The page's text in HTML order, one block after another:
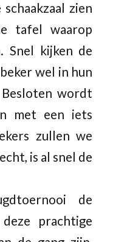
zien
tafel waarop
Snel kijken de
wel in hun
Besloten wordt
met een iets
zullen we
is al snel de
de
prachtige